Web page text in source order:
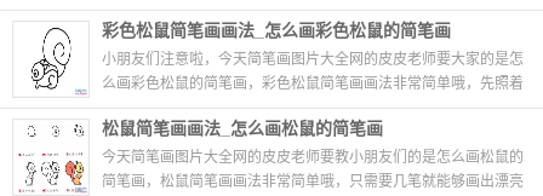
的松鼠。怎么样，你学会...
09-28
彩色松鼠简笔画画法_怎么画彩色松鼠的简笔画
小朋友们注意啦，今天简笔画图片大全网的皮皮老师要大家的是怎
么画彩色松鼠的简笔画，彩色松鼠简笔画画法非常简单哦，先照着
下面的图片1画出黑白的松鼠，是不是很简单呢？...
08-18
松鼠简笔画画法_怎么画松鼠的简笔画
今天简笔画图片大全网的皮皮老师要教小朋友们的是怎么画松鼠的
简笔画，松鼠简笔画画法非常简单哦，只需要几笔就能够画出漂亮